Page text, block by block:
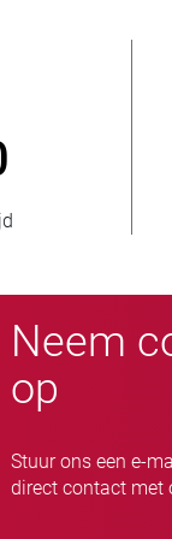
Neem
op
Stuur ons een e-
direct contact met